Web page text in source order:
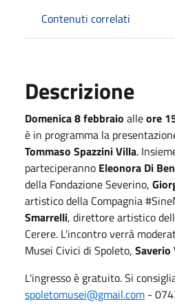
Contenuti correlati
Descrizione
Domenica 8 febbraio alleore
è in programma la
Tommaso Spazzini Villa.
parteciperanno Eleonora Di
della Fondazione Severino,
artistico della Compagnia
Smarrelli, direttore artistico
Cerere. L'incontro verrà
Musei Civici di Spoleto, Saverio
L'ingresso è gratuito. Si
spoletomusei@gmail.com -